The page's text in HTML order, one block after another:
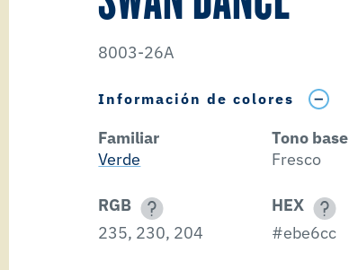
8003-26A
Información de colores
Familiar
Verde
Tono base
Fresco
RGB
235, 230, 204
HEX
#ebe6cc